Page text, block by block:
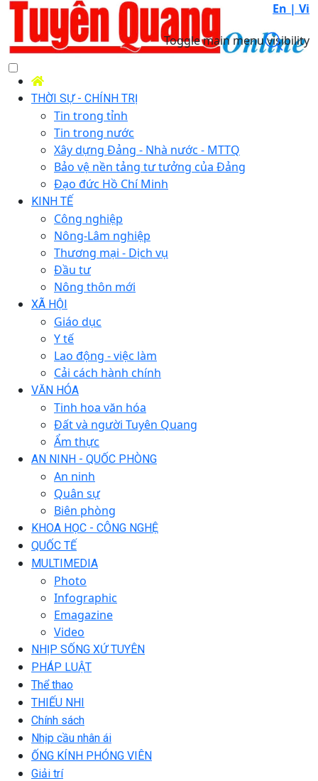
En | Vi
Toggle main menu visibility
THỜI SỰ - CHÍNH TRỊ
Tin trong tỉnh
Tin trong nước
Xây dựng Đảng - Nhà nước - MTTQ
Bảo vệ nền tảng tư tưởng của Đảng
Đạo đức Hồ Chí Minh
KINH TẾ
Công nghiệp
Nông-Lâm nghiệp
Thương mại - Dịch vụ
Đầu tư
Nông thôn mới
XÃ HỘI
Giáo dục
Y tế
Lao động - việc làm
Cải cách hành chính
VĂN HÓA
Tinh hoa văn hóa
Đất và người Tuyên Quang
Ẩm thực
AN NINH - QUỐC PHÒNG
An ninh
Quân sự
Biên phòng
KHOA HỌC - CÔNG NGHỆ
QUỐC TẾ
MULTIMEDIA
Photo
Infographic
Emagazine
Video
NHỊP SỐNG XỨ TUYÊN
PHÁP LUẬT
Thể thao
THIẾU NHI
Chính sách
Nhịp cầu nhân ái
ỐNG KÍNH PHÓNG VIÊN
Giải trí